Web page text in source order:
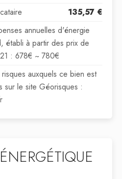
135,57 €
annuelles d'énergie
établi à partir des prix de
: 678€ ~ 780€
auxquels ce bien est
sur le site Géorisques :